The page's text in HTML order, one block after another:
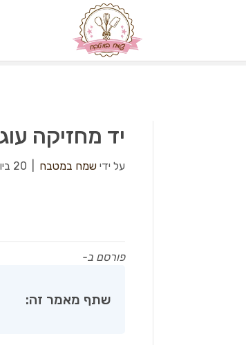
יד מחזיקה
על ידי שמח במטבח 20 ביוני 2021
פורסם ב-
שתף מאמר זה: